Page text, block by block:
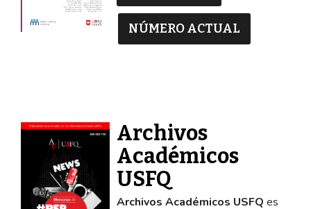
NÚMERO ACTUAL
Archivos
Académicos
USFQ
Archivos Académicos USFQ es